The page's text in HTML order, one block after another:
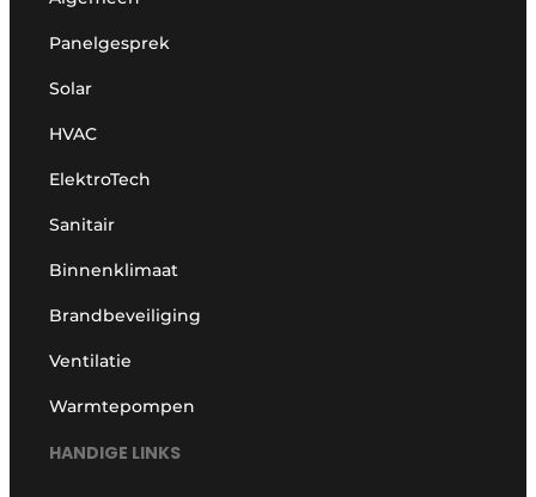
Panelgesprek
Solar
HVAC
ElektroTech
Sanitair
Binnenklimaat
Brandbeveiliging
Ventilatie
Warmtepompen
HANDIGE LINKS